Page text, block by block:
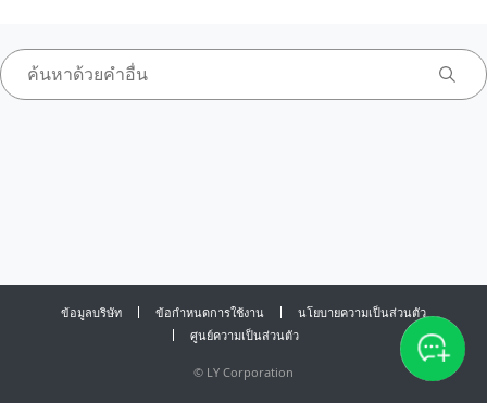
ข้อมูลบริษัท ข้อกำหนดการใช้งาน
นโยบายความเป็นส่วนตัว
ศูนย์ความเป็นส่วนตัว
© LY Corporation